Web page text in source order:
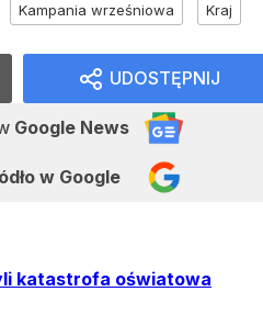
Kampania wrześniowa Kraj
UDOSTĘPNIJ
Google News
w Google
katastrofa oświatowa